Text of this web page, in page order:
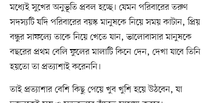
মধ্যেই সুখের অনুভূতি প্রবল হচ্ছে। যেমন পরিবারের তরুণ
সদস্যটি যদি পরিবারের বয়স্ক মানুষকে নিয়ে সময় কাটান, প্রিয়
বন্ধুর সাফল্যে তাকে নিয়ে খেতে যান, ভালোবাসার মানুষকে
বছরের প্রথম বেলি ফুলের মালাটি কিনে দেন, দেখা যাবে তিনি
হয়তো তা প্রত্যাশাই করেননি।
তাই প্রত্যাশার বেশি কিছু পেয়ে খুব খুশি হয়ে উঠবেন, যা